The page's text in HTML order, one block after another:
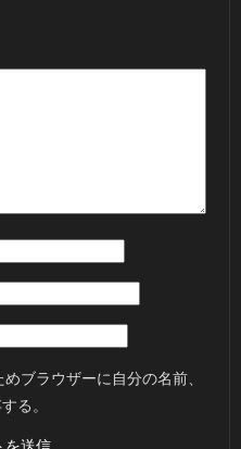
ブラウザーに自分の名前、
る。